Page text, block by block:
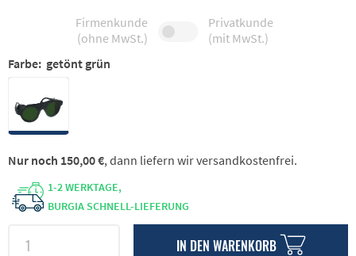
Firmenkunde
(ohne MwSt.)
Privatkunde
(mit MwSt.)
Farbe: getönt grün
1-2 WERKTAGE,
BURGIA SCHNELL-LIEFERUNG
IN DEN WARENKORB
Nur noch 150,00 €, dann liefern wir versandkostenfrei.